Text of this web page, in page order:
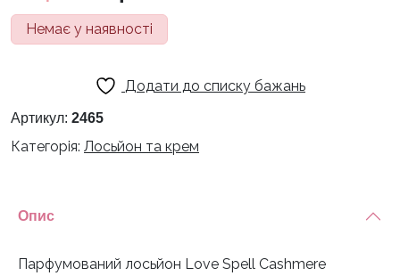
ціна:
ціна:
Немає у наявності
Додати до списку бажань
Артикул: 2465
Категорія: Лосьйон та крем
Опис
Парфумований лосьйон Love Spell Cashmere